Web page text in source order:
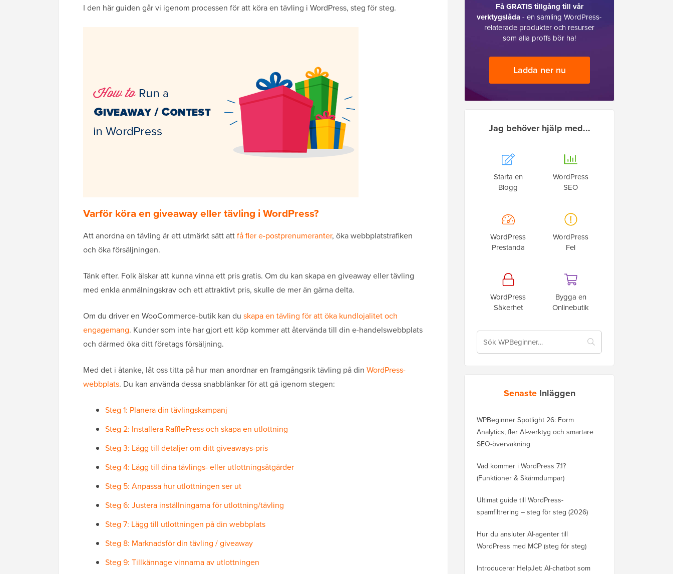
I den här guiden går vi igenom processen för att köra en tävling i WordPress, steg för steg.
Varför köra en giveaway eller tävling i WordPress?
Att anordna en tävling är ett utmärkt sätt attfå fler e-postprenumeranter, öka webbplatstrafiken
och öka försäljningen.
Tänk efter. Folk älskar att kunna vinna ett pris gratis. Om du kan skapa en giveaway eller tävling
med enkla anmälningskrav och ett attraktivt pris, skulle de mer än gärna delta.
Om du driver en WooCommerce-butik kan du skapa en tävling för att öka kundlojalitet och
engagemang. Kunder som inte har gjort ett köp kommer att återvända till din e-handelswebbplats
och därmed öka ditt företags försäljning.
Med det i åtanke, låt oss titta på hur man anordnar en framgångsrik tävling på din WordPress-
webbplats. Du kan använda dessa snabblänkar för att gå igenom stegen:
Steg 1: Planera din tävlingskampanj
Steg 2: Installera RafflePress och skapa en utlottning
Steg 3: Lägg till detaljer om ditt giveaways-pris
Steg 4: Lägg till dina tävlings- eller utlottningsåtgärder
Steg 5: Anpassa hur utlottningen ser ut
Steg 6: Justera inställningarna för utlottning/tävling
Steg 7: Lägg till utlottningen på din webbplats
Steg 8: Marknadsför din tävling / giveaway
Steg 9: Tillkännage vinnarna av utlottningen
Få GRATIS tillgång till vår
verktygslåda- en samling WordPress-
relaterade produkter och resurser
som alla proffs bör ha!
Ladda ner nu
Jag behöver hjälp med...
Starta en
Blogg
WordPress
SEO
WordPress
Prestanda
WordPress
Fel
WordPress
Säkerhet
Bygga en
Onlinebutik
Senaste Inläggen
WPBeginner Spotlight 26: Form
Analytics, fler AI-verktyg och smartare
SEO-övervakning
Vad kommer i WordPress 7.1?
(Funktioner & Skärmdumpar)
Ultimat guide till WordPress-
spamfiltrering – steg för steg (2026)
Hur du ansluter AI-agenter till
WordPress med MCP (steg för steg)
Introducerar HelpJet: AI-chatbot som